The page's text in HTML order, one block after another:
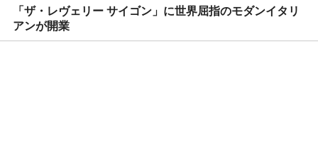
「ザ・レヴェリー サイゴン」に世界屈指のモダンイタリ
アンが開業